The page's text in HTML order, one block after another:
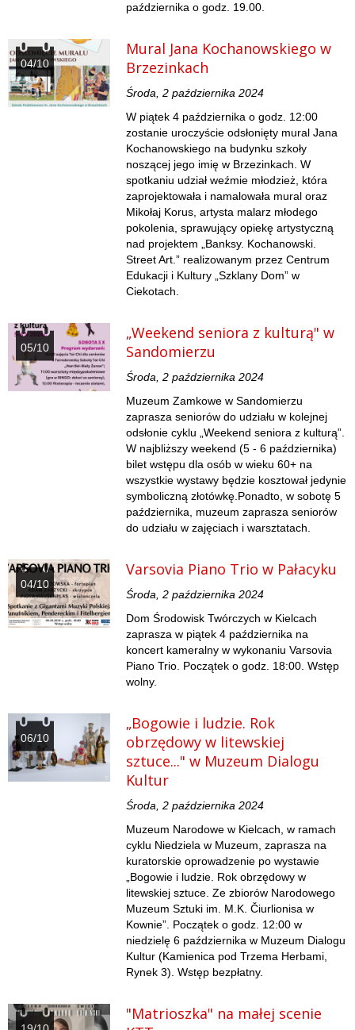
października o godz. 19.00.
04/10
Mural Jana Kochanowskiego w
Brzezinkach
Środa, 2 października 2024
W piątek 4 października o godz. 12:00
zostanie uroczyście odsłonięty mural Jana
Kochanowskiego na budynku szkoły
noszącej jego imię w Brzezinkach. W
spotkaniu udział weźmie młodzież, która
zaprojektowała i namalowała mural oraz
Mikołaj Korus, artysta malarz młodego
pokolenia, sprawujący opiekę artystyczną
nad projektem „Banksy. Kochanowski.
Street Art.” realizowanym przez Centrum
Edukacji i Kultury „Szklany Dom” w
Ciekotach.
05/10
„Weekend seniora z kulturą" w
Sandomierzu
Środa, 2 października 2024
Muzeum Zamkowe w Sandomierzu
zaprasza seniorów do udziału w kolejnej
odsłonie cyklu „Weekend seniora z kulturą”.
W najbliższy weekend (5 - 6 października)
bilet wstępu dla osób w wieku 60+ na
wszystkie wystawy będzie kosztował jedynie
symboliczną złotówkę.Ponadto, w sobotę 5
października, muzeum zaprasza seniorów
do udziału w zajęciach i warsztatach.
04/10
Varsovia Piano Trio w Pałacyku
Środa, 2 października 2024
Dom Środowisk Twórczych w Kielcach
zaprasza w piątek 4 października na
koncert kameralny w wykonaniu Varsovia
Piano Trio. Początek o godz. 18:00. Wstęp
wolny.
06/10
„Bogowie i ludzie. Rok
obrzędowy w litewskiej
sztuce..." w Muzeum Dialogu
Kultur
Środa, 2 października 2024
Muzeum Narodowe w Kielcach, w ramach
cyklu Niedziela w Muzeum, zaprasza na
kuratorskie oprowadzenie po wystawie
„Bogowie i ludzie. Rok obrzędowy w
litewskiej sztuce. Ze zbiorów Narodowego
Muzeum Sztuki im. M.K. Čiurlionisa w
Kownie”. Początek o godz. 12:00 w
niedzielę 6 października w Muzeum Dialogu
Kultur (Kamienica pod Trzema Herbami,
Rynek 3). Wstęp bezpłatny.
"Matrioszka" na małej scenie